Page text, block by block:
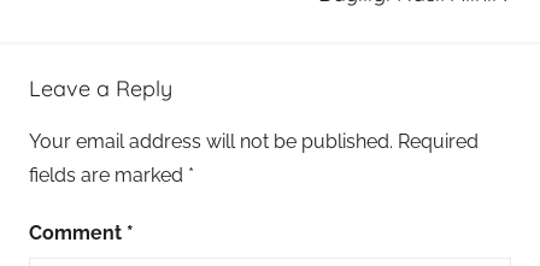
Leave a Reply
Your email address will not be published. Required
fields are marked *
Comment *